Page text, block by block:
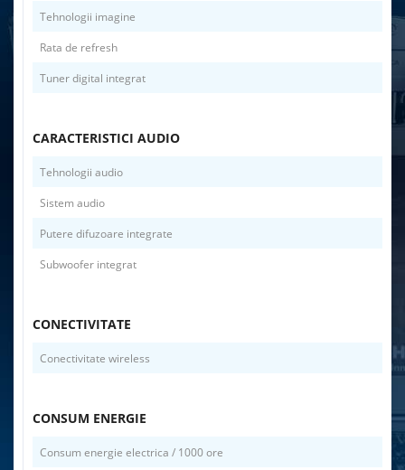
Tehnologii imagine
Rata de refresh
Tuner digital integrat
CARACTERISTICI AUDIO
Tehnologii audio
Sistem audio
Putere difuzoare integrate
Subwoofer integrat
CONECTIVITATE
Conectivitate wireless
CONSUM ENERGIE
Consum energie electrica / 1000 ore